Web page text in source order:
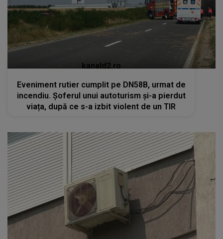
incendiu. Șoferul unui autoturism și-a pierdut
viața, după ce s-a izbit violent de un TIR
kanald2.ro
VIDEOTeama de Legionella îi determină pe
români să renunțe la aerul condiționat în plină
caniculă
RECOMANDĂRI